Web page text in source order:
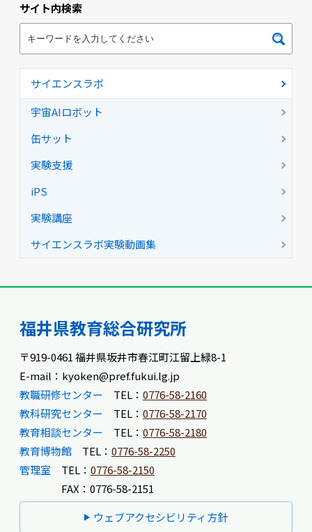
サイト内検索
サイエンスラボ
宇宙AIロボット
缶サット
実験支援
iPS
実験講座
サイエンスラボ実験動画集
福井県教育総合研究所
〒919-0461 福井県坂井市春江町江留上緑8-1
E-mail：kyoken@pref.fukui.lg.jp
教職研修センター
TEL： 0776-58-2160
教科研究センター
TEL： 0776-58-2170
教育相談センター
TEL： 0776-58-2180
教育博物館
TEL： 0776-58-2250
管理室
TEL： 0776-58-2150
FAX：0776-58-2151
ウェブアクセシビリティ方針